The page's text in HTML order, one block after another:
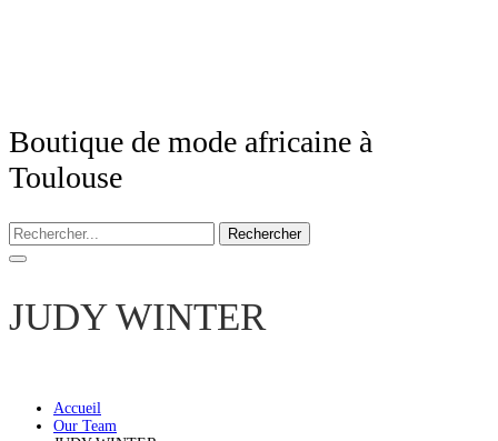
Boutique de mode africaine à
Toulouse
Rechercher
JUDY WINTER
Accueil
Our Team